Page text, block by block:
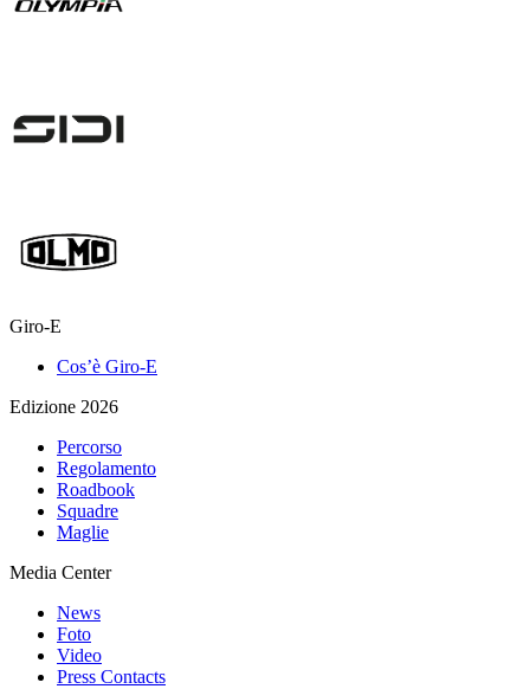
Giro-E
Cos’è Giro-E
Edizione 2026
Percorso
Regolamento
Roadbook
Squadre
Maglie
Media Center
News
Foto
Video
Press Contacts